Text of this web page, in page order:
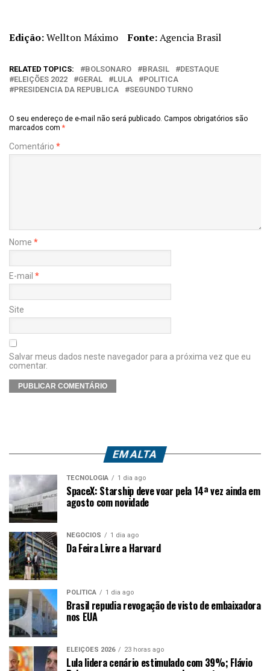
Edição:Wellton Máximo Fonte:Agencia Brasil
RELATED TOPICS: BOLSONARO BRASIL
DESTAQUE
ELEIÇÕES 2022
GERAL LULA
POLITICA
PRESIDENCIA DA REPUBLICA
SEGUNDO TURNO
O seu endereço de e-mail não será publicado. Campos obrigatórios são
marcados com *
Comentário *
Nome *
E-mail *
Site
Salvar meus dados neste navegador para a próxima vez que eu
comentar.
EM ALTA
TECNOLOGIA 1 dia ago
SpaceX: Starship deve voar pela 14ª vez ainda em
agosto com novidade
NEGÓCIOS 1 dia ago
Da Feira Livre a Harvard
POLÍTICA 1 dia ago
Brasil repudia revogação de visto de embaixadora
nos EUA
ELEIÇÕES 2026 23 horas ago
Lula lidera cenário estimulado com 39%; Flávio